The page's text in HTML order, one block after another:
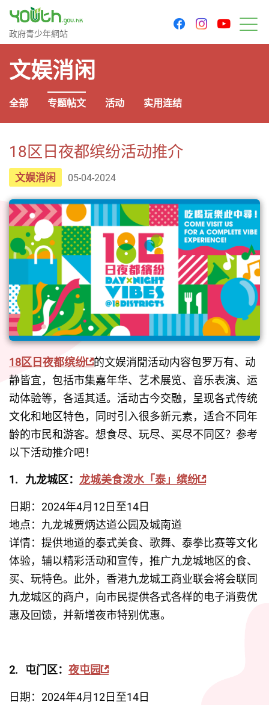
政府青少年网站
政府青少年網站
facebookinstagram
文娱消闲
全部 专题帖文 活动 实用连结
18区日夜都缤纷活动推介
文娱消闲 05-04-2024
18区日夜都缤纷 的文娱消閒活动内容包罗万有、动
静皆宜，包括市集嘉年华、艺术展览、音乐表演、运
动体验等，各适其适。活动古今交融，呈现各式传统
文化和地区特色，同时引入很多新元素，适合不同年
龄的市民和游客。想食尽、玩尽、买尽不同区？参考
以下活动推介吧！
1.   九龙城区： 龙城美食泼水「泰」缤纷
日期：2024年4月12日至14日
地点：九龙城贾炳达道公园及城南道
详情：提供地道的泰式美食、歌舞、泰拳比赛等文化
体验，辅以精彩活动和宣传，推广九龙城地区的食、
买、玩特色。此外，香港九龙城工商业联会将会联同
九龙城区的商户，向市民提供各式各样的电子消费优
惠及回馈，并新增夜市特别优惠。
2. 屯门区： 夜屯园
日期：2024年4月12日至14日